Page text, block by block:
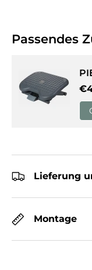
Passendes
Lieferung
Montage